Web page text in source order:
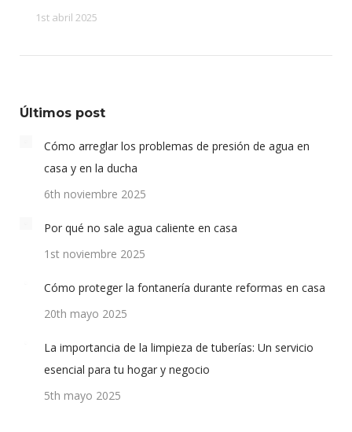
1st abril 2025
Últimos post
Cómo arreglar los problemas de presión de agua en
casa y en la ducha
6th noviembre 2025
Por qué no sale agua caliente en casa
1st noviembre 2025
Cómo proteger la fontanería durante reformas en casa
20th mayo 2025
La importancia de la limpieza de tuberías: Un servicio
esencial para tu hogar y negocio
5th mayo 2025